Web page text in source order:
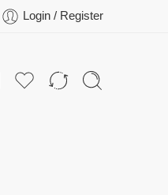
Login / Register